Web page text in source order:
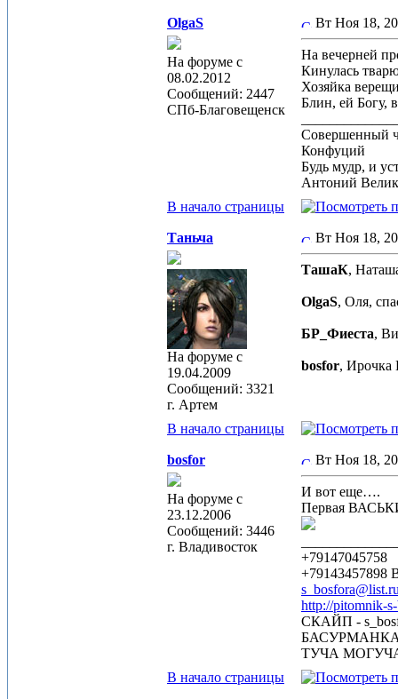
OlgaS
На форуме с
08.02.2012
Сообщений: 2447
СПб-Благовещенск
Вт Ноя 18,
На вечерней
Кинулась
Хозяйка
Блин, ей Богу,
Совершенный
Конфуций
Будь мудр, и
Антоний
В начало страницы
Таньча
На форуме с
19.04.2009
Сообщений: 3321
г. Артем
Вт Ноя 18,
ТашаК,
OlgaS, Оля,
БР_Фиеста,
bosfor, Ирочка
В начало страницы
bosfor
На форуме с
23.12.2006
Сообщений: 3446
г. Владивосток
Вт Ноя 18,
И вот еще….
Первая
+79147045758
http://pitomnik-
СКАЙП -
ТУЧА
В начало страницы